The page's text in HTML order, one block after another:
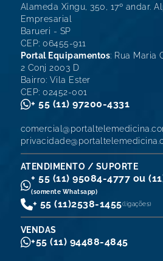
Alameda Xingu, 350, 17º andar.
Empresarial
Barueri - SP
CEP: 06455-911
Portal Equipamentos: Rua Maria
2 Conj 2003 D
Bairro: Vila Ester
CEP: 02452-001
+ 55 (11) 97200-4331
ATENDIMENTO / SUPORTE
+ 55 (11) 95084-4777 ou
(somente Whatsapp)
+ 55 (11)2538-1455(ligações)
VENDAS
+55 (11) 94488-4845